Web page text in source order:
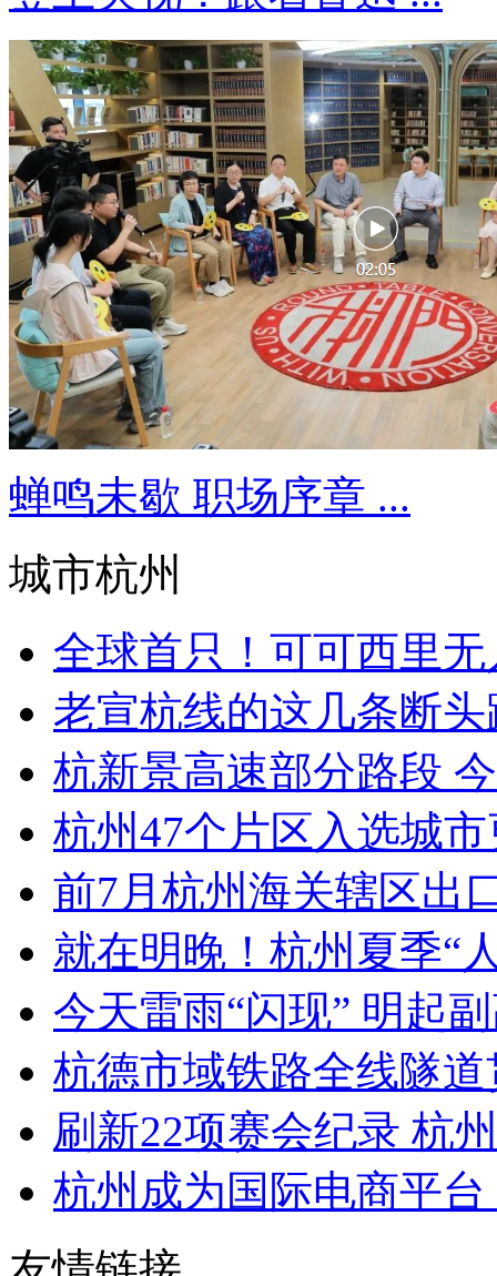
蝉鸣未歇 职场序章 ...
城市杭州
全球首只！可可西里
老宣杭线的这几条断
杭新景高速部分路段
杭州47个片区入选城
前7月杭州海关辖区出
就在明晚！杭州夏季“
今天雷雨“闪现” 明起
杭德市域铁路全线隧
刷新22项赛会纪录 杭
杭州成为国际电商平台